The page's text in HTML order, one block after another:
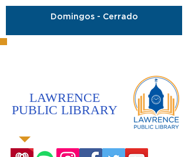
LAWRENCE
PUBLIC LIBRARY
Domingos - Cerrado